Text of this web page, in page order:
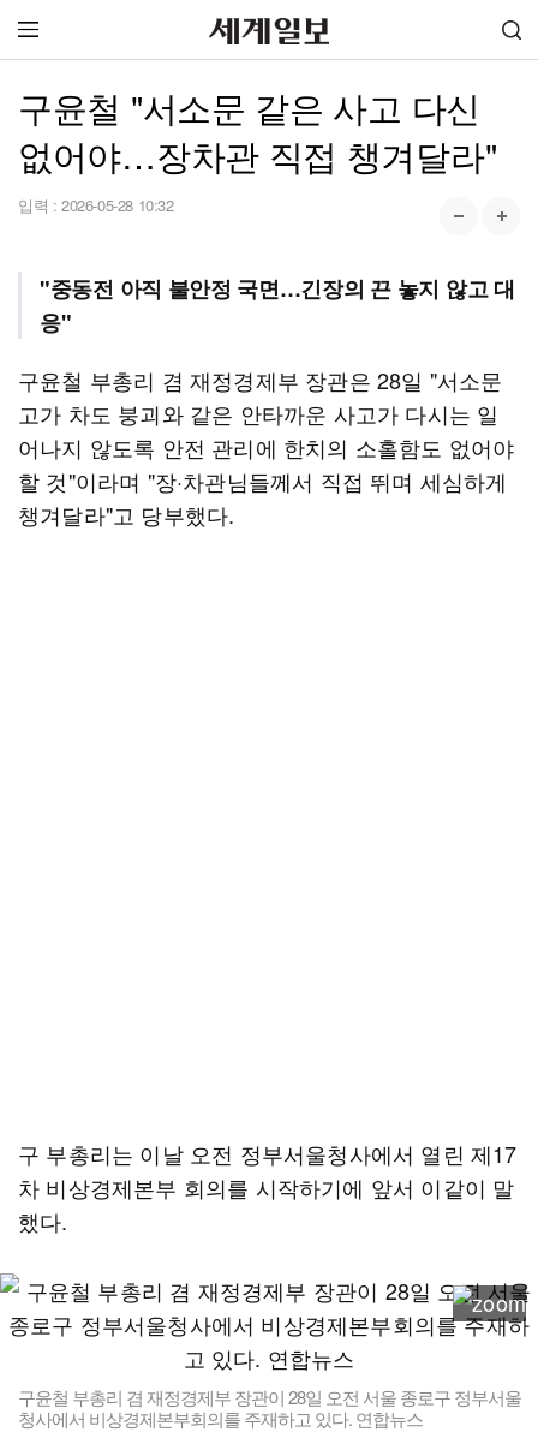
구윤철 "서소문 같은 사고 다신
없어야…장차관 직접 챙겨달라"
입력 : 2026-05-28 10:32
"중동전 아직 불안정 국면…긴장의 끈 놓지 않고 대
응"
구윤철 부총리 겸 재정경제부 장관은 28일 "서소문
고가 차도 붕괴와 같은 안타까운 사고가 다시는 일
어나지 않도록 안전 관리에 한치의 소홀함도 없어야
할 것"이라며 "장·차관님들께서 직접 뛰며 세심하게
챙겨달라"고 당부했다.
구 부총리는 이날 오전 정부서울청사에서 열린 제17
차 비상경제본부 회의를 시작하기에 앞서 이같이 말
했다.
구윤철 부총리 겸 재정경제부 장관이 28일 오전 서울 종로구 정부서울
청사에서 비상경제본부회의를 주재하고 있다. 연합뉴스